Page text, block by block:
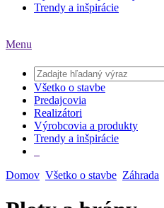
Trendy a inšpirácie
Menu
Všetko o stavbe
Predajcovia
Realizátori
Výrobcovia a produkty
Trendy a inšpirácie
Domov Všetko o stavbe Záhrada